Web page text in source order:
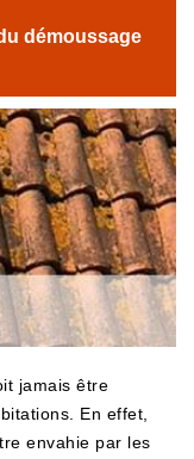
démoussage
jamais être
En effet,
envahie par les